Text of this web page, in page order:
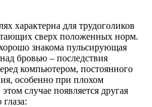
характерна для трудоголиков
сверх положенных норм.
знакома пульсирующая
бровью – последствия
компьютером, постоянного
особенно при плохом
случае появляется другая